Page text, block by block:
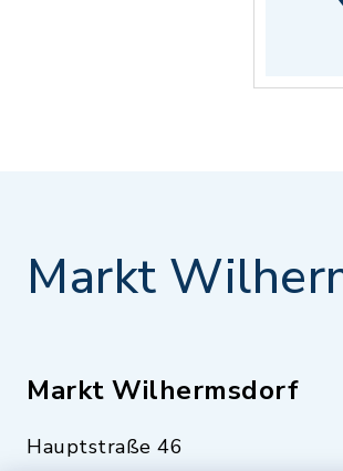
Markt
Markt Wilhermsdorf
Hauptstraße 46